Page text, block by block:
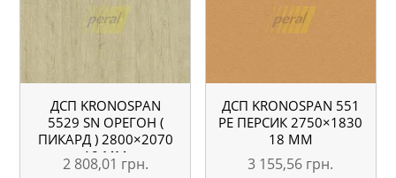
ДСП KRONOSPAN
5529 SN ОРЕГОН (
ПИКАРД ) 2800×2070
18 ММ
2 808,01 грн.
ДСП KRONOSPAN 551
РЕ ПЕРСИК 2750×1830
18 ММ
3 155,56 грн.